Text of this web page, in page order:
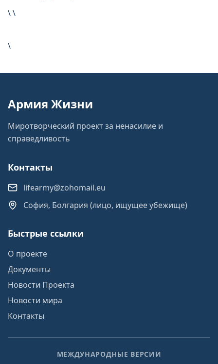
\ \
\
Армия Жизни
Миротворческий проект за ненасилие и
справедливость
Контакты
lifearmy@zohomail.eu
София, Болгария (лицо, ищущее убежище)
Быстрые ссылки
О проекте
Документы
Новости Проекта
Новости мира
Контакты
МЕЖДУНАРОДНЫЕ ВЕРСИИ